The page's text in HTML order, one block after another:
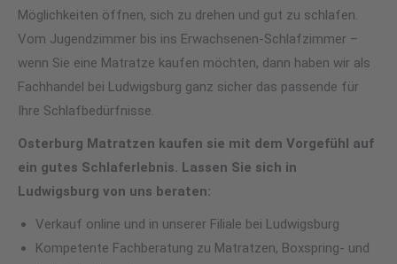
Möglichkeiten öffnen, sich zu drehen und gut zu schlafen.
Vom Jugendzimmer bis ins Erwachsenen-Schlafzimmer –
wenn Sie eine Matratze kaufen möchten, dann haben wir als
Fachhandel bei Ludwigsburg ganz sicher das passende für
Ihre Schlafbedürfnisse.
Osterburg Matratzen kaufen sie mit dem Vorgefühl auf
ein gutes Schlaferlebnis. Lassen Sie sich in
Ludwigsburg von uns beraten:
Verkauf online und in unserer Filiale bei Ludwigsburg
Kompetente Fachberatung zu Matratzen, Boxspring- und